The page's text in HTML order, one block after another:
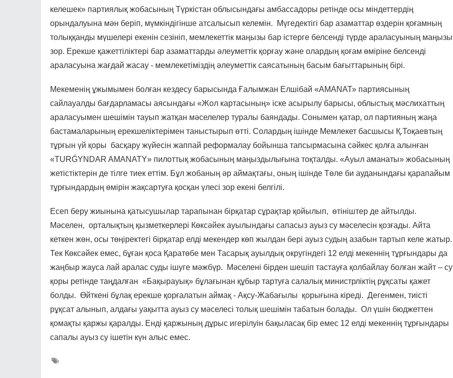
келешек» партиялық жобасының Түркістан облысындағы амбассадоры ретінде осы міндеттердің
орындалуына мән беріп, мүмкіндігінше атсалысып келемін. Мүгедектігі бар азаматтар өздерін қоғамның
толыққанды мүшелері екенін сезініп, мемлекеттік маңызы бар істерге белсенді түрде араласуының маңызы
зор. Ерекше қажеттіліктері бар азаматтарды әлеуметтік қорғау және олардың қоғам өміріне белсенді
араласуына жағдай жасау - мемлекетіміздің әлеуметтік саясатының басым бағыттарының бірі.
Мекеменің ұжымымен болған кездесу барысында Ғалымжан Елшібай «АМАNАТ» партиясының
сайлауалды бағдарламасы аясындағы «Жол картасының» іске асырылу барысы, облыстық мәслихаттың
араласуымен шешімін тауып жатқан мәселелер туралы баяндады. Сонымен қатар, ол партияның жаңа
бастамаларының ерекшеліктерімен таныстырып өтті. Солардың ішінде Мемлекет басшысы Қ.Тоқаевтың
тұрғын үй қоры басқару жүйесін жаппай реформалау бойынша тапсырмасына сәйкес қолға алынған
«TURǴYNDAR AMANATY» пилоттық жобасының маңыздылығына тоқталды. «Ауыл аманаты» жобасының
жетістіктерін де тілге тиек еттім. Бұл жобаның әр аймақтағы, оның ішінде Төле би ауданындағы қарапайым
тұрғындардың өмірін жақсартуға қосқан үлесі зор екені белгілі.
Есеп беру жиынына қатысушылар тарапынан бірқатар сұрақтар қойылып, өтініштер де айтылды.
Мәселен, орталықтың қызметкерлері Көксәйек ауылындағы сапасыз ауыз су мәселесін қозғады. Айта
кеткен жөн, осы төңіректегі бірқатар елді мекендер көп жылдан бері ауыз судың азабын тартып келе жатыр.
Тек Көксәйек емес, бұған қоса Қаратөбе мен Тасарық ауылдық округіндегі 12 елді мекеннің тұрғындары да
жаңбыр жауса лай аралас суды ішуге мәжбүр. Мәселені бірден шешіп тастауға қолбайлау болған жайт – су
қоры ретінде таңдалған «Бақырауық» бұлағынан құбыр тартуға салалық министрліктің рұқсаты қажет
болды. Өйткені бұлақ ерекше қорғалатын аймақ - Ақсу-Жабағылы қорығына кіреді. Дегенмен, тиісті
рұқсат алынып, алдағы уақытта ауыз су мәселесі толық шешімін табатын болады. Ол үшін бюджеттен
қомақты қаржы қаралды. Енді қаржының дұрыс игерілуін бақыласақ бір емес 12 елді мекеннің тұрғындары
сапалы ауыз су ішетін күн алыс емес.